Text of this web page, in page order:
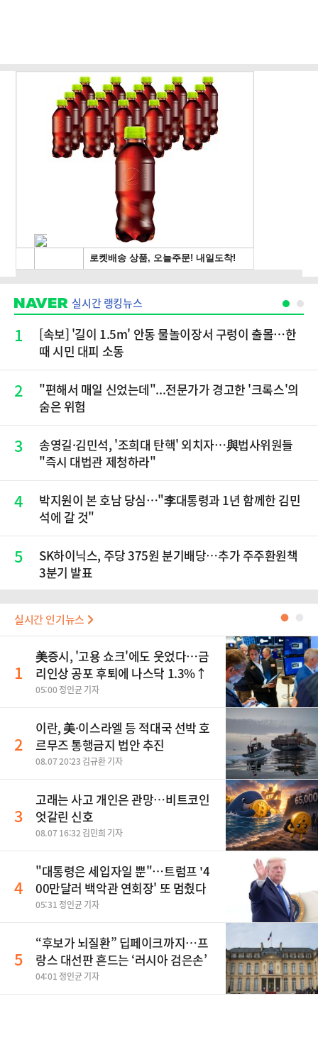
실시간 랭킹뉴스
1
[속보] '길이 1.5m' 안동 물놀이장서 구렁이 출몰…한
때 시민 대피 소동
2
"편해서 매일 신었는데"...전문가가 경고한 '크록스'의
숨은 위험
3
송영길·김민석, '조희대 탄핵' 외치자…與법사위원들
"즉시 대법관 제청하라"
4
박지원이 본 호남 당심…"李대통령과 1년 함께한 김민
석에 갈 것"
5
SK하이닉스, 주당 375원 분기배당…추가 주주환원책
3분기 발표
실시간 인기뉴스 ●
1
美증시, '고용 쇼크'에도 웃었다…금
리인상 공포 후퇴에 나스닥 1.3%↑
05:00 정인균 기자
2
이란, 美·이스라엘 등 적대국 선박 호
르무즈 통행금지 법안 추진
08.07 20:23 김규환 기자
3
고래는 사고 개인은 관망…비트코인
엇갈린 신호
08.07 16:32 김민희 기자
4
"대통령은 세입자일 뿐"…트럼프 '4
00만달러 백악관 연회장' 또 멈췄다
05:31 정인균 기자
5
“후보가 뇌질환” 딥페이크까지…프
랑스 대선판 흔드는 ‘러시아 검은손’
04:01 정인균 기자